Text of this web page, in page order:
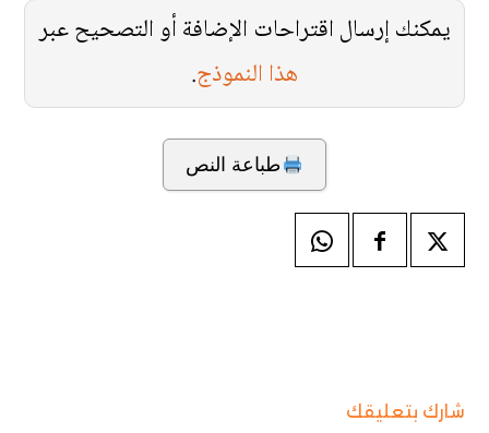
يمكنك إرسال اقتراحات الإضافة أو التصحيح عبر
هذا النموذج.
طباعة النص
شارك بتعليقك